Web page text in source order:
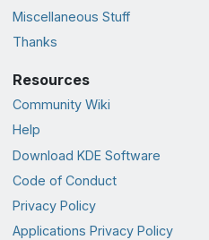
Miscellaneous Stuff
Thanks
Resources
Community Wiki
Help
Download KDE Software
Code of Conduct
Privacy Policy
Applications Privacy Policy